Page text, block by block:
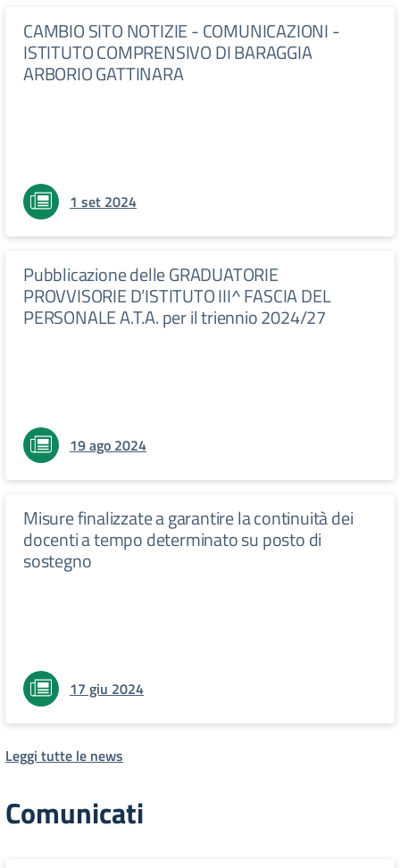
CAMBIO SITO NOTIZIE - COMUNICAZIONI -
ISTITUTO COMPRENSIVO DI BARAGGIA
ARBORIO GATTINARA
1 set 2024
Pubblicazione delle GRADUATORIE
PROVVISORIE D’ISTITUTO III^ FASCIA DEL
PERSONALE A.T.A. per il triennio 2024/27
19 ago 2024
Misure finalizzate a garantire la continuità dei
docenti a tempo determinato su posto di
sostegno
17 giu 2024
Leggi tutte le news
Comunicati